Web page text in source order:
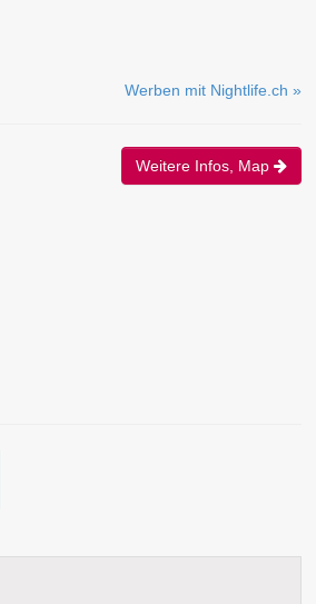
Werben mit Nightlife.ch »
Weitere Infos, Map